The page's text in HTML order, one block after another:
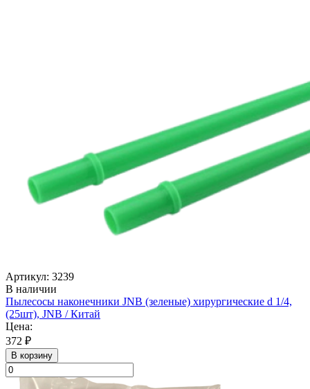
Артикул: 3239
В наличии
Пылесосы наконечники JNB (зеленые) хирургические d 1/4,
(25шт), JNB / Китай
Цена:
372 ₽
В корзину